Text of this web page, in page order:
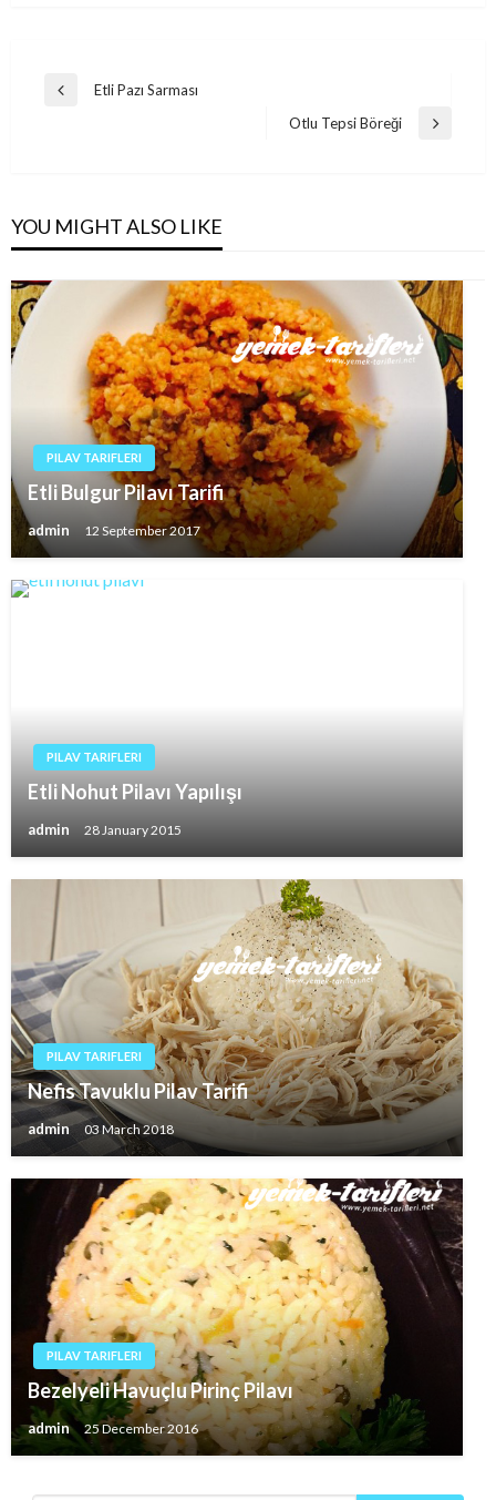
Post
Previous
Etli Pazı Sarması
Next
Otlu Tepsi Böreği
YOU MIGHT ALSO LIKE
PILAV TARIFLERI
Etli Bulgur Pilavı Tarifi
admin 12 September 2017
PILAV TARIFLERI
Etli Nohut Pilavı Yapılışı
admin 28 January 2015
PILAV TARIFLERI
Nefis Tavuklu Pilav Tarifi
admin 03 March 2018
PILAV TARIFLERI
Bezelyeli Havuçlu Pirinç Pilavı
admin 25 December 2016